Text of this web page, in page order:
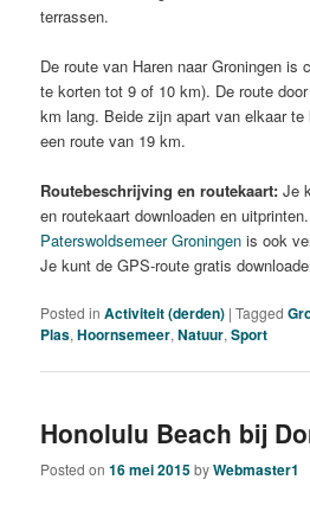
terrassen.
De route van Haren naar Groningen is
te korten tot 9 of 10 km). De route
km lang. Beide zijn apart van elkaar
een route van 19 km.
Routebeschrijving en routekaart: Je
en routekaart downloaden en
Paterswoldsemeer Groningen is ook
Je kunt de GPS-route gratis
Posted in Activiteit (derden) |Tagged
Plas,Hoornsemeer,Natuur,Sport
Honolulu Beach bij
Posted on16 mei 2015byWebmaster1